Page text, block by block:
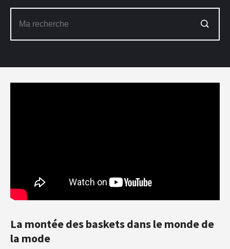
La montée des baskets dans le monde de
la mode